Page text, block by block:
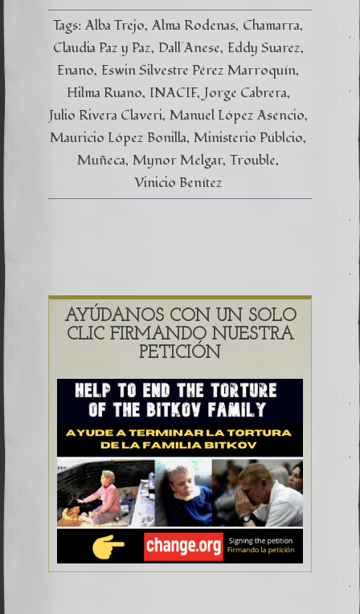
Tags: Alba Trejo Alma Rodenas Chamarra
Claudia Paz y Paz Dall´Anese Eddy Suarez
Enano Eswin Silvestre Pérez Marroquín
Hilma Ruano INACIF Jorge Cabrera
Julio Rivera Claveri Manuel López Asencio
Mauricio López Bonilla Ministerio Públcio
Muñeca Mynor Melgar Trouble
Vinicio Benítez
AYÚDANOS CON UN SOLO
CLIC FIRMANDO NUESTRA
PETICIÓN